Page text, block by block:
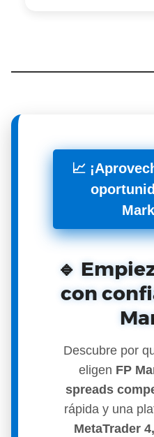
📈
🔹
con
Descubre por
eligen FP
spreads
rápida y una
MetaTrader